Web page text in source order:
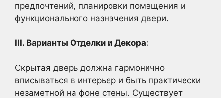
предпочтений, планировки помещения и
функционального назначения двери.
III. Варианты Отделки и Декора:
Скрытая дверь должна гармонично
вписываться в интерьер и быть практически
незаметной на фоне стены. Существует